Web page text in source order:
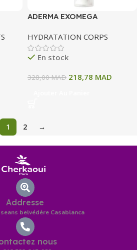
ADERMA EXOMEGA
200 ML
HYDRATATION CORPS
En stock
328,00MAD 218,78 MAD
1 2 →
Addresse
belvédère Casablanca
nous